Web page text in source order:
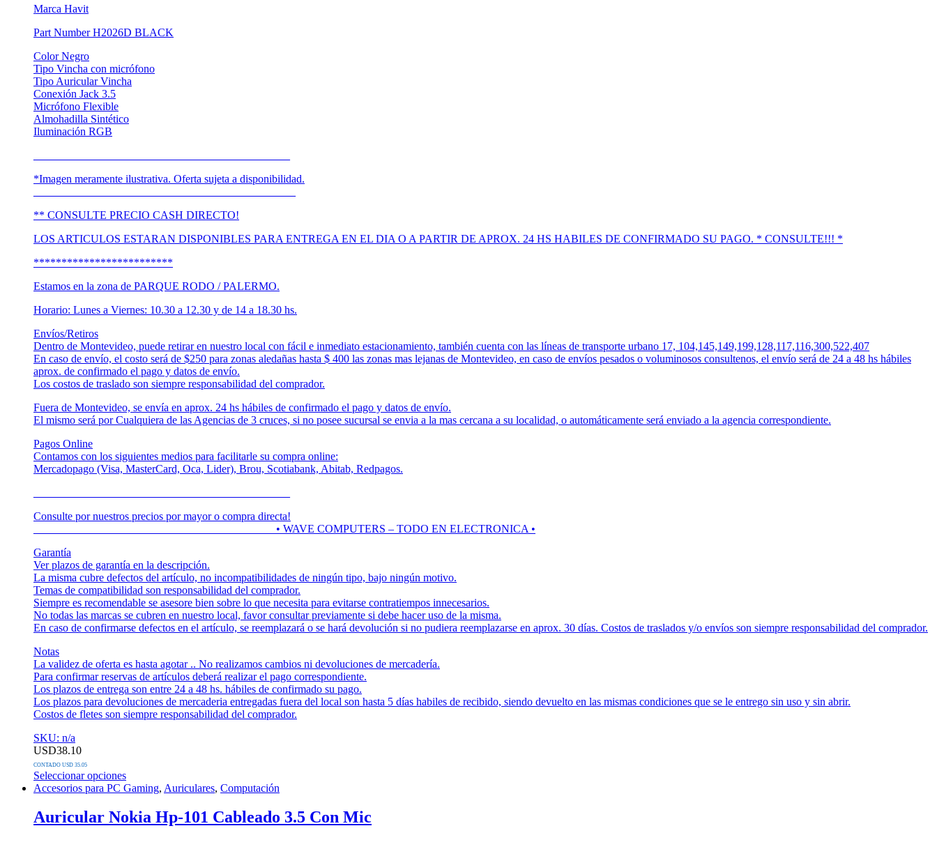
Marca Havit
Part Number H2026D BLACK
Color Negro
Tipo Vincha con micrófono
Tipo Auricular Vincha
Conexión Jack 3.5
Micrófono Flexible
Almohadilla Sintético
Iluminación RGB
*Imagen meramente ilustrativa. Oferta sujeta a disponibilidad.
** CONSULTE PRECIO CASH DIRECTO!
LOS ARTICULOS ESTARAN DISPONIBLES PARA ENTREGA EN EL DIA O A PARTIR DE APROX. 24 HS HABILES DE CONFIRMADO SU PAGO. * CONSULTE!!! *
*************************
Estamos en la zona de PARQUE RODO / PALERMO.
Horario: Lunes a Viernes: 10.30 a 12.30 y de 14 a 18.30 hs.
Envíos/Retiros
Dentro de Montevideo, puede retirar en nuestro local con fácil e inmediato estacionamiento, también cuenta con las líneas de transporte urbano 17, 104,145,149,199,128,117,116,300,522,407
En caso de envío, el costo será de $250 para zonas aledañas hasta $ 400 las zonas mas lejanas de Montevideo, en caso de envíos pesados o voluminosos consultenos, el envío será de 24 a 48 hs hábiles
aprox. de confirmado el pago y datos de envío.
Los costos de traslado son siempre responsabilidad del comprador.
Fuera de Montevideo, se envía en aprox. 24 hs hábiles de confirmado el pago y datos de envío.
El mismo será por Cualquiera de las Agencias de 3 cruces, si no posee sucursal se envia a la mas cercana a su localidad, o automáticamente será enviado a la agencia correspondiente.
Pagos Online
Contamos con los siguientes medios para facilitarle su compra online:
Mercadopago (Visa, MasterCard, Oca, Lider), Brou, Scotiabank, Abitab, Redpagos.
Consulte por nuestros precios por mayor o compra directa!
___________________________________________ • WAVE COMPUTERS – TODO EN ELECTRONICA •
Garantía
Ver plazos de garantía en la descripción.
La misma cubre defectos del artículo, no incompatibilidades de ningún tipo, bajo ningún motivo.
Temas de compatibilidad son responsabilidad del comprador.
Siempre es recomendable se asesore bien sobre lo que necesita para evitarse contratiempos innecesarios.
No todas las marcas se cubren en nuestro local, favor consultar previamente si debe hacer uso de la misma.
En caso de confirmarse defectos en el artículo, se reemplazará o se hará devolución si no pudiera reemplazarse en aprox. 30 días. Costos de traslados y/o envíos son siempre responsabilidad del comprador.
Notas
La validez de oferta es hasta agotar .. No realizamos cambios ni devoluciones de mercadería.
Para confirmar reservas de artículos deberá realizar el pago correspondiente.
Los plazos de entrega son entre 24 a 48 hs. hábiles de confirmado su pago.
Los plazos para devoluciones de mercaderia entregadas fuera del local son hasta 5 días habiles de recibido, siendo devuelto en las mismas condiciones que se le entrego sin uso y sin abrir.
Costos de fletes son siempre responsabilidad del comprador.
SKU: n/a
USD38.10
CONTADO USD 35.05
Seleccionar opciones
Este
tiene
múltiples
Accesorios para PC Gaming, Auriculares, Computación
Auricular Nokia Hp-101 Cableado 3.5 Con Mic